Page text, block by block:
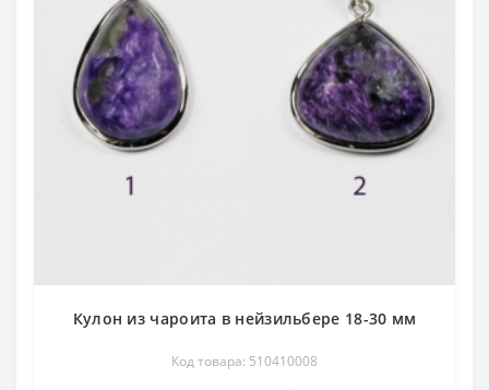
Кулон из чароита в нейзильбере 18-30 мм
Код товара: 510410008